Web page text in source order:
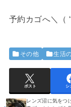
予約カゴへ＼（
その他 生活
ポスト シ
レンズ沼に気をつ